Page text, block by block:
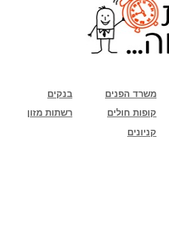
בנקים משרד הפנים
רשתות מזון
קופות חולים
קניונים